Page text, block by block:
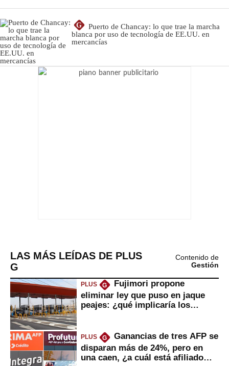
G
Puerto de Chancay: lo que trae la marcha
blanca por uso de tecnología de EE.UU. en
mercancías
LAS MÁS LEÍDAS DE PLUS
G
Contenido de
Gestión
PLUS G
Fujimori propone
eliminar ley que puso en jaque
peajes: ¿qué implicaría los
PLUS G
Ganancias de tres AFP se
disparan más de 24%, pero en
una caen, ¿a cuál está afiliado